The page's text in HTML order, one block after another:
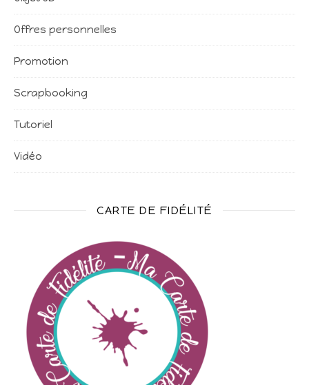
Offres personnelles
Promotion
Scrapbooking
Tutoriel
Vidéo
CARTE DE FIDÉLITÉ